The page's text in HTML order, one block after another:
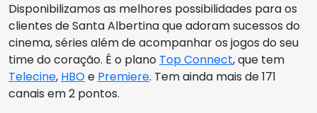
Disponibilizamos as melhores possibilidades para os
clientes de Santa Albertina que adoram sucessos do
cinema, séries além de acompanhar os jogos do seu
time do coração. É o plano Top Connect, que tem
Telecine, HBOe Premiere. Tem ainda mais de 171
canais em 2 pontos.